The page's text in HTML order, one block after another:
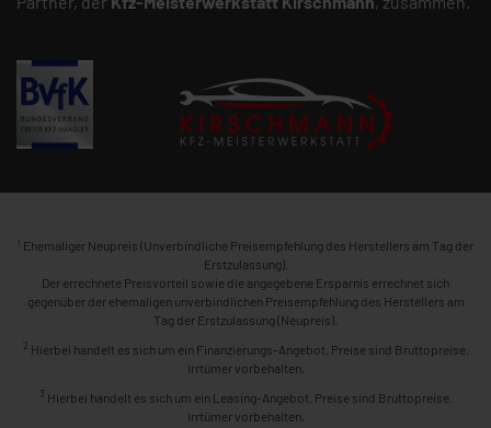
1 Ehemaliger Neupreis (Unverbindliche Preisempfehlung des Herstellers am Tag der
Erstzulassung).
Der errechnete Preisvorteil sowie die angegebene Ersparnis errechnet sich
gegenüber der ehemaligen unverbindlichen Preisempfehlung des Herstellers am
Tag der Erstzulassung (Neupreis).
2 Hierbei handelt es sich um ein Finanzierungs-Angebot. Preise sind Bruttopreise.
Irrtümer vorbehalten.
3 Hierbei handelt es sich um ein Leasing-Angebot. Preise sind Bruttopreise.
Irrtümer vorbehalten.